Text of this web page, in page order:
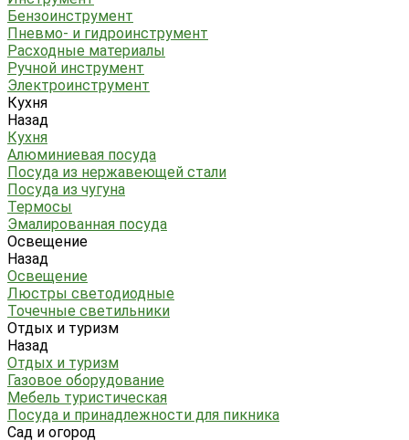
Бензоинструмент
Пневмо- и гидроинструмент
Расходные материалы
Ручной инструмент
Электроинструмент
Кухня
Назад
Кухня
Алюминиевая посуда
Посуда из нержавеющей стали
Посуда из чугуна
Термосы
Эмалированная посуда
Освещение
Назад
Освещение
Люстры светодиодные
Точечные светильники
Отдых и туризм
Назад
Отдых и туризм
Газовое оборудование
Мебель туристическая
Посуда и принадлежности для пикника
Сад и огород